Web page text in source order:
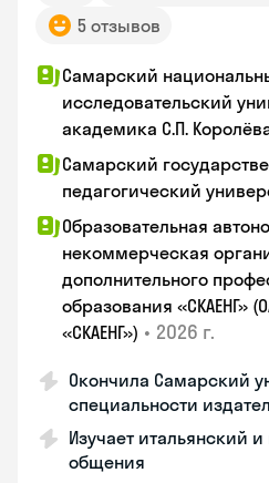
5 отзывов
Самарский
исследовательский
академика С.П.
Самарский
педагогический
Образовательная
некоммерческая
дополнительного
образования «СКАЕНГ»
«СКАЕНГ») • 2026 г.
Окончила Самарский
специальности
Изучает итальянский
общения